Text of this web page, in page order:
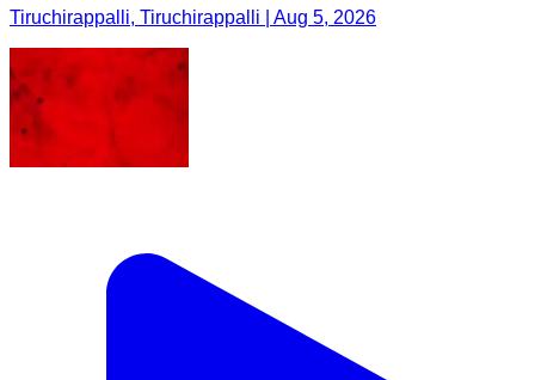
Tiruchirappalli, Tiruchirappalli | Aug 5, 2026